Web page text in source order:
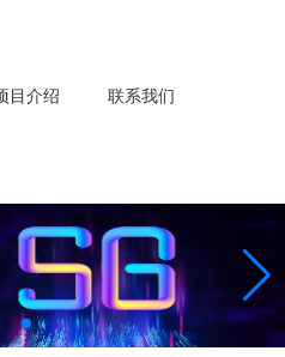
目介绍 联系我们